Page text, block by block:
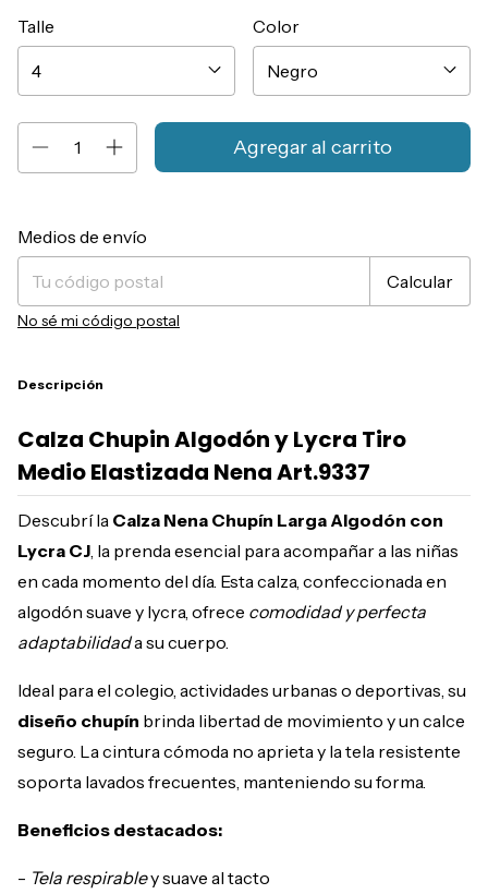
Talle Color
Medios de envío
Calcular
No sé mi código postal
Descripción
Calza Chupin Algodón y Lycra Tiro
Medio Elastizada Nena Art.9337
Descubrí la Calza Nena Chupín Larga Algodón con
Lycra CJ , la prenda esencial para acompañar a las niñas
en cada momento del día. Esta calza, confeccionada en
algodón suave y lycra, ofrece comodidad y perfecta
adaptabilidada su cuerpo.
Ideal para el colegio, actividades urbanas o deportivas, su
diseño chupín brinda libertad de movimiento y un calce
seguro. La cintura cómoda no aprieta y la tela resistente
soporta lavados frecuentes, manteniendo su forma.
Beneficios destacados:
- Tela respirabley suave al tacto